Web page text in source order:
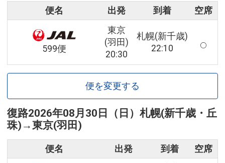
便名 出発 到着 空席
599便
東京
(羽田)
20:30
札幌(新千歳)
22:10
便を変更する
復路2026年08月30日（日） 札幌(新千歳・丘
珠) →東京(羽田)
便名 出発 到着 空席